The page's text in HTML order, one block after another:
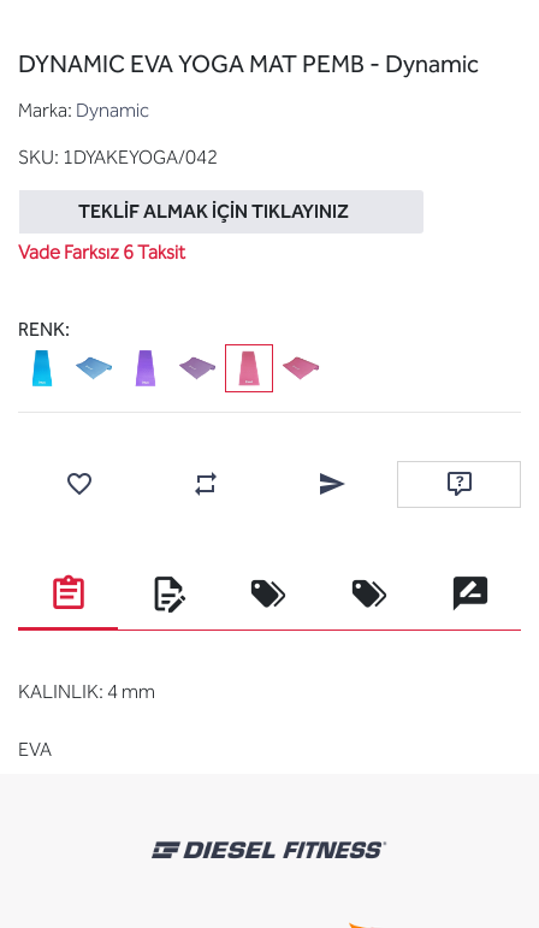
DYNAMIC EVA YOGA MAT PEMB - Dynamic
Marka: Dynamic
SKU: 1DYAKEYOGA/042
TEKLIF ALMAK İÇIN TIKLAYINIZ
Vade Farksız 6 Taksit
RENK:
Karşılaştırma listesine ekleArkadaşına e-posta ile
Soru sor
KALINLIK: 4 mm
EVA